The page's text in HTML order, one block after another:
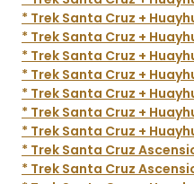
* Trek Santa Cruz +
* Trek Santa Cruz +
* Trek Santa Cruz +
* Trek Santa Cruz +
* Trek Santa Cruz +
* Trek Santa Cruz +
* Trek Santa Cruz +
* Trek Santa Cruz
* Trek Santa Cruz